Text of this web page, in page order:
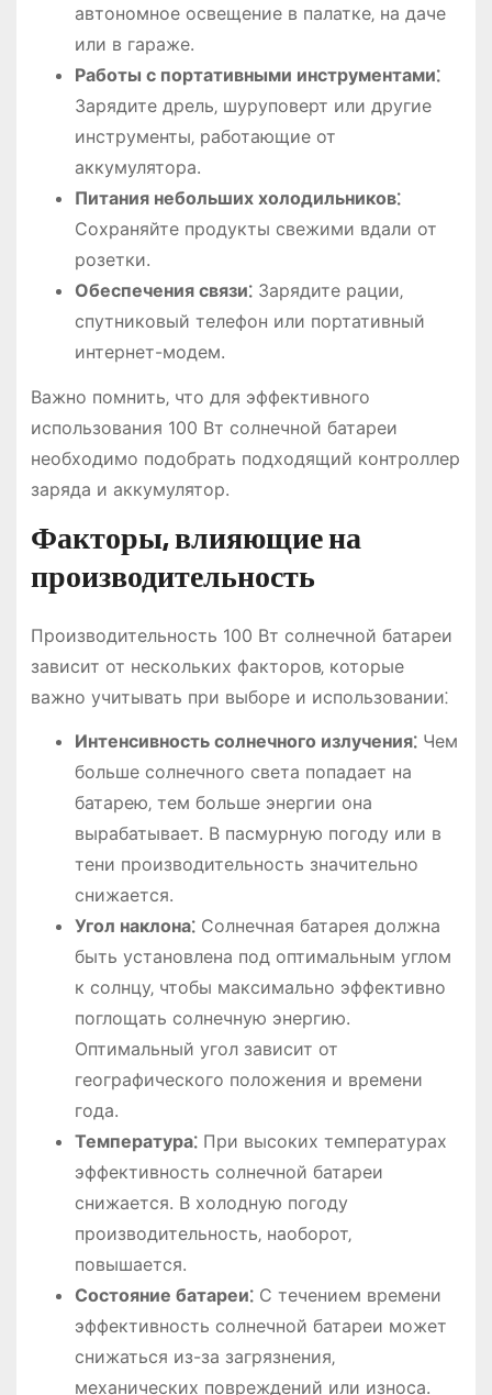
автономное освещение в палатке‚ на даче
или в гараже.
Работы с портативными инструментами⁚
Зарядите дрель‚ шуруповерт или другие
инструменты‚ работающие от
аккумулятора.
Питания небольших холодильников⁚
Сохраняйте продукты свежими вдали от
розетки.
Обеспечения связи⁚Зарядите рации‚
спутниковый телефон или портативный
интернет-модем.
Важно помнить‚ что для эффективного
использования 100 Вт солнечной батареи
необходимо подобрать подходящий контроллер
заряда и аккумулятор.
Факторы‚ влияющие на
производительность
Производительность 100 Вт солнечной батареи
зависит от нескольких факторов‚ которые
важно учитывать при выборе и использовании⁚
Интенсивность солнечного излучения⁚Чем
больше солнечного света попадает на
батарею‚ тем больше энергии она
вырабатывает. В пасмурную погоду или в
тени производительность значительно
снижается.
Угол наклона⁚Солнечная батарея должна
быть установлена под оптимальным углом
к солнцу‚ чтобы максимально эффективно
поглощать солнечную энергию.
Оптимальный угол зависит от
географического положения и времени
года.
Температура⁚При высоких температурах
эффективность солнечной батареи
снижается. В холодную погоду
производительность‚ наоборот‚
повышается.
Состояние батареи⁚С течением времени
эффективность солнечной батареи может
снижаться из-за загрязнения‚
механических повреждений или износа.